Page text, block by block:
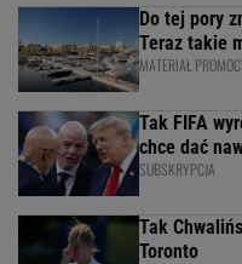
Do tej pory
Teraz takie
MATERIAŁ
Tak FIFA
chce dać
SUBSKRYPCJA
Tak
Toronto